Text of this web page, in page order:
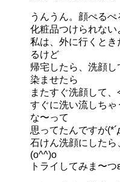
うんうん。顔ぺる
化粧品つけられない
私は、外に行くと
るけど
帰宅したら、洗顔
染ませたら
またすぐ洗顔して
すぐに洗い流しち
な〜って
思ってたんですが
石けん洗顔にした
(o^^)o
トライしてみま〜